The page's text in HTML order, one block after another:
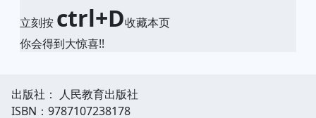
立刻按 ctrl+D收藏本页
你会得到大惊喜!!
出版社： 人民教育出版社
ISBN：9787107238178